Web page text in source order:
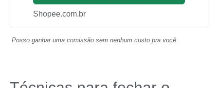
Shopee.com.br
Posso ganhar uma comissão sem nenhum custo pra você.